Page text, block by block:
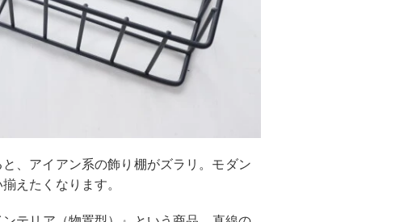
、アイアン系の飾り棚がズラリ。モダン
えたくなります。